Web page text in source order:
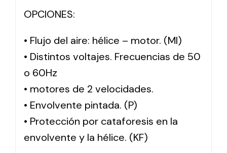
OPCIONES:
• Flujo del aire: hélice – motor. (MI)
• Distintos voltajes. Frecuencias de 50
o 60Hz
• motores de 2 velocidades.
• Envolvente pintada. (P)
• Protección por cataforesis en la
envolvente y la hélice. (KF)